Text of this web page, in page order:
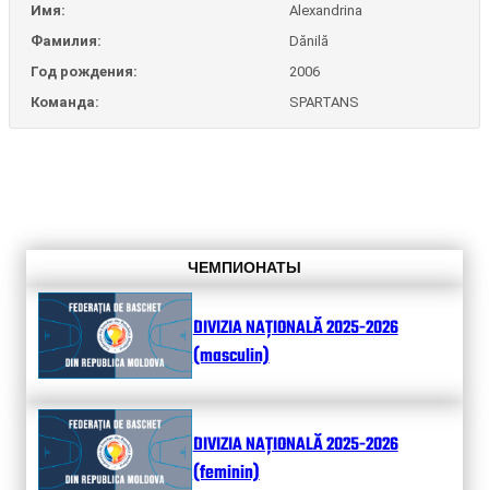
Имя:
Alexandrina
Фамилия:
Dănilă
Год рождения:
2006
Команда:
SPARTANS
ЧЕМПИОНАТЫ
DIVIZIA NAȚIONALĂ 2025-2026
(masculin)
DIVIZIA NAȚIONALĂ 2025-2026
(feminin)